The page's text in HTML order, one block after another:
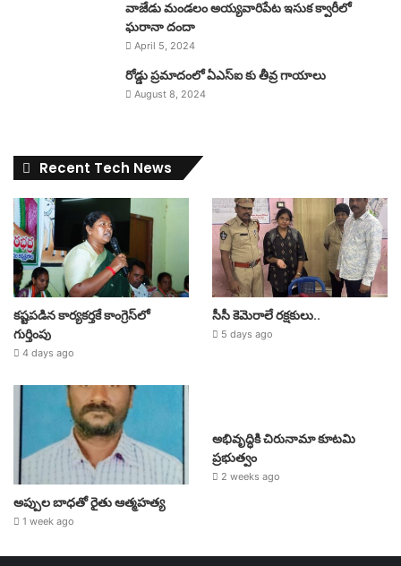
వాజేడు మండలం అయ్యవారిపేట ఇసుక క్వారీలో
ఘరానా దందా
April 5, 2024
రోడ్డు ప్రమాదంలో ఏఎస్ఐ కు తీవ్ర గాయాలు
August 8, 2024
Recent Tech News
కష్టపడిన కార్యకర్తకే కాంగ్రెస్‌లో
గుర్తింపు
4 days ago
సీసీ కెమెరాలే రక్షకులు..
5 days ago
అప్పుల బాధతో రైతు ఆత్మహత్య
1 week ago
అభివృద్ధికి చిరునామా కూటమి
ప్రభుత్వం
2 weeks ago